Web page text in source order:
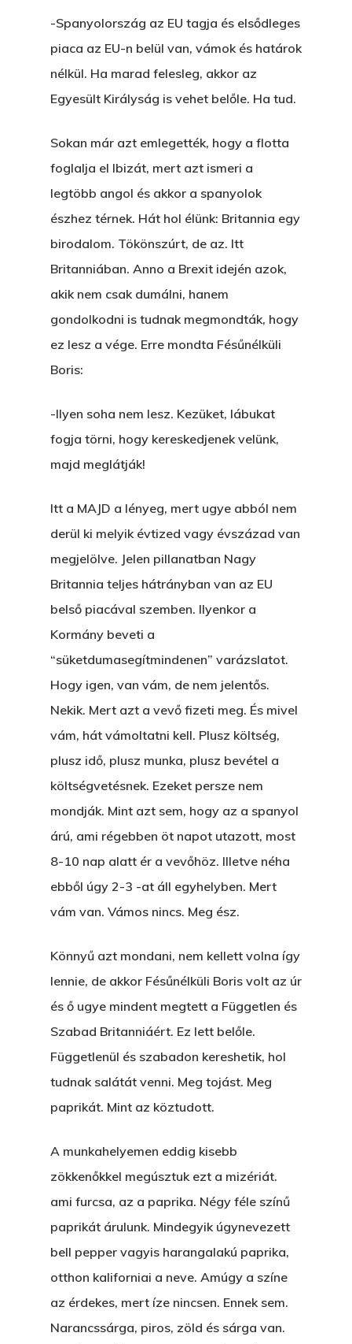
-Spanyolország az EU tagja és elsődleges
piaca az EU-n belül van, vámok és határok
nélkül. Ha marad felesleg, akkor az
Egyesült Királyság is vehet belőle. Ha tud.
Sokan már azt emlegették, hogy a flotta
foglalja el Ibizát, mert azt ismeri a
legtöbb angol és akkor a spanyolok
észhez térnek. Hát hol élünk: Britannia egy
birodalom. Tökönszúrt, de az. Itt
Britanniában. Anno a Brexit idején azok,
akik nem csak dumálni, hanem
gondolkodni is tudnak megmondták, hogy
ez lesz a vége. Erre mondta Fésűnélküli
Boris:
-Ilyen soha nem lesz. Kezüket, lábukat
fogja törni, hogy kereskedjenek velünk,
majd meglátják!
Itt a MAJD a lényeg, mert ugye abból nem
derül ki melyik évtized vagy évszázad van
megjelölve. Jelen pillanatban Nagy
Britannia teljes hátrányban van az EU
belső piacával szemben. Ilyenkor a
Kormány beveti a
“süketdumasegítmindenen” varázslatot.
Hogy igen, van vám, de nem jelentős.
Nekik. Mert azt a vevő fizeti meg. És mivel
vám, hát vámoltatni kell. Plusz költség,
plusz idő, plusz munka, plusz bevétel a
költségvetésnek. Ezeket persze nem
mondják. Mint azt sem, hogy az a spanyol
árú, ami régebben öt napot utazott, most
8-10 nap alatt ér a vevőhöz. Illetve néha
ebből úgy 2-3 -at áll egyhelyben. Mert
vám van. Vámos nincs. Meg ész.
Könnyű azt mondani, nem kellett volna így
lennie, de akkor Fésűnélküli Boris volt az úr
és ő ugye mindent megtett a Független és
Szabad Britanniáért. Ez lett belőle.
Függetlenül és szabadon kereshetik, hol
tudnak salátát venni. Meg tojást. Meg
paprikát. Mint az köztudott.
A munkahelyemen eddig kisebb
zökkenőkkel megúsztuk ezt a mizériát.
ami furcsa, az a paprika. Négy féle színű
paprikát árulunk. Mindegyik úgynevezett
bell pepper vagyis harangalakú paprika,
otthon kaliforniai a neve. Amúgy a színe
az érdekes, mert íze nincsen. Ennek sem.
Narancssárga, piros, zöld és sárga van.
A Vér Nem Válik Vízzé
Egy Nyár
Eltojtuk Nyuszi
EGY LAKTANYÁT,
A PESTIA
Nem Szégyen Az
KI-BEJÁRAT
És Akkor A Balta
A Pitli
FELICITÁ
Egy Világbajnokságot,
VOLT EGYSZER EGY
A Kaszinó
Párizs És Újra MI
Egy Hitelt, Ödön?
EGY BANKOT, ÖDÖN?
GYERE VELEM
KÖNYVESBOLTBA,
Hogyan Tudta Feladni
Kartalherczeghy
Bristolt Látni
Feliratkozás
Kapcsolat
Bakker Gyuri
Hírek
Wow Look At This!
This is an optional,
customizable off canvas
About Salient
2500 Castle Dr
Manhattan, NY